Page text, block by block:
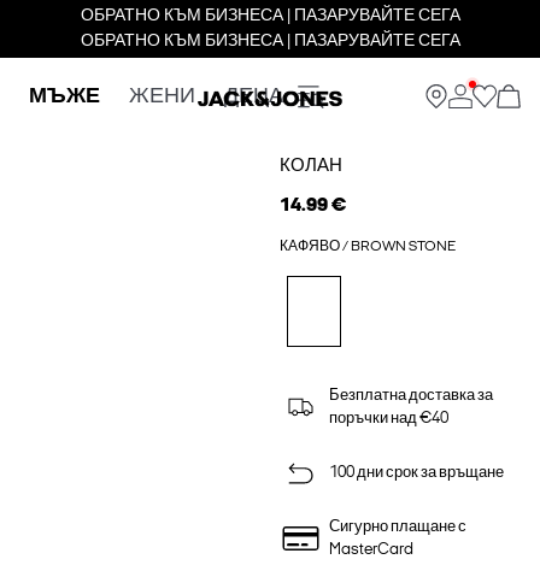
ОБРАТНО КЪМ БИЗНЕСА | ПАЗАРУВАЙТЕ СЕГА
ОБРАТНО КЪМ БИЗНЕСА | ПАЗАРУВАЙТЕ СЕГА
МЪЖЕ ЖЕНИ ДЕЦА
КОЛАН
14.99 €
КАФЯВО / BROWN STONE
Безплатна доставка за
поръчки над €40
100 дни срок за връщане
Сигурно плащане с
MasterCard